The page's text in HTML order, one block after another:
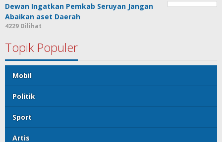
Dewan Ingatkan Pemkab Seruyan Jangan
Abaikan aset Daerah
4229 Dilihat
Topik Populer
Mobil
Politik
Sport
Artis